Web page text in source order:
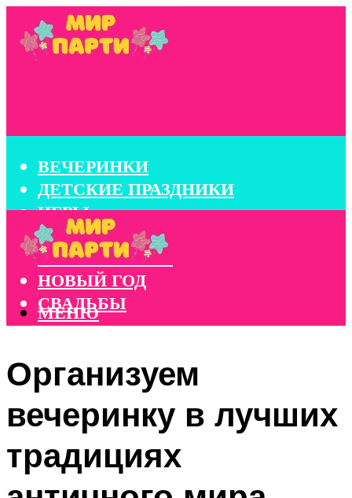
ВЕЧЕРИНКИ
ДЕТСКИЕ ПРАЗДНИКИ
ИГРЫ
КОНКУРСЫ
КОРПОРАТИВЫ
НОВЫЙ ГОД
СВАДЬБЫ
МЕНЮ
Организуем
вечеринку в лучших
традициях